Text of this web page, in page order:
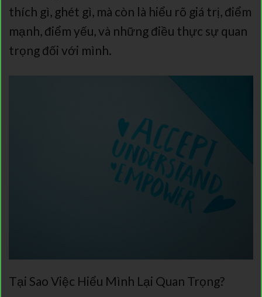
thích gì, ghét gì, mà còn là hiểu rõ giá trị, điểm
mạnh, điểm yếu, và những điều thực sự quan
trọng đối với mình.
Tại Sao Việc Hiểu Mình Lại Quan Trọng?